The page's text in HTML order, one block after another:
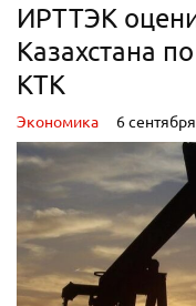
ИРТТЭК
Казахстана
КТК
Экономика 6